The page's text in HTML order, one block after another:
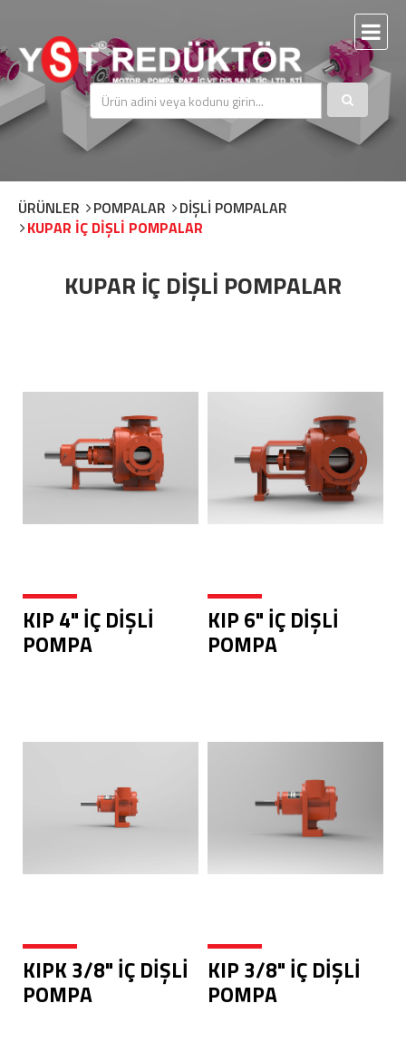
ÜRÜNLER POMPALAR
DİŞLİ POMPALAR
KUPAR İÇ DİŞLİ POMPALAR
KUPAR İÇ DİŞLİ POMPALAR
KIP 4" İÇ DİŞLİ
POMPA
KIP 6" İÇ DİŞLİ
POMPA
KIPK 3/8" İÇ DİŞLİ
POMPA
KIP 3/8" İÇ DİŞLİ
POMPA